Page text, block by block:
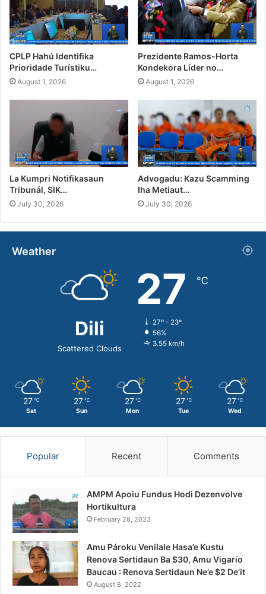
CPLP Hahú Identifika
Prioridade Turístiku…
August 1, 2026
Prezidente Ramos-Horta
Kondekora Líder no…
August 1, 2026
La Kumpri Notifikasaun
Tribunál, SIK…
July 30, 2026
Advogadu: Kazu Scamming
Iha Metiaut…
July 30, 2026
Weather
Dili
Scattered Clouds
27 ℃
27º - 23º
56%
3.55 km/h
27 ℃
Sat
27 ℃
Sun
27 ℃
Mon
27 ℃
Tue
27 ℃
Wed
Popular Recent Comments
AMPM Apoiu Fundus Hodi Dezenvolve
Hortikultura
February 28, 2023
Amu Pároku Venilale Hasa’e Kustu
Renova Sertidaun Ba $30, Amu Vigario
Baucau : Renova Sertidaun Ne’e $2 De’it
August 8, 2022